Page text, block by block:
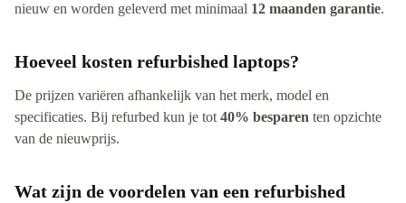
nieuw en worden geleverd met minimaal 12 maanden garantie.
Hoeveel kosten refurbished laptops?
De prijzen variëren afhankelijk van het merk, model en
specificaties. Bij refurbed kun je tot 40% besparen ten opzichte
van de nieuwprijs.
Wat zijn de voordelen van een refurbished